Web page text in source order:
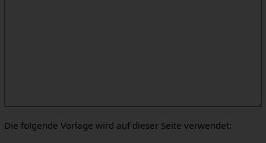
Die folgende Vorlage wird auf dieser Seite verwendet: